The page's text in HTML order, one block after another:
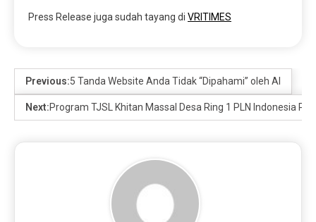
Press Release juga sudah tayang di VRITIMES
Previous:5 Tanda Website Anda Tidak “Dipahami” oleh AI
Next:Program TJSL Khitan Massal Desa Ring 1 PLN Indonesia